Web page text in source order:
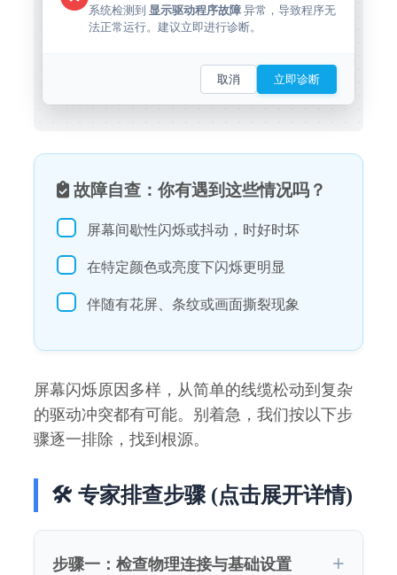
系统检测到 显示驱动程序故障 异常，导致程序无
法正常运行。建议立即进行诊断。
取消 立即诊断
故障自查：你有遇到这些情况吗？
屏幕间歇性闪烁或抖动，时好时坏
在特定颜色或亮度下闪烁更明显
伴随有花屏、条纹或画面撕裂现象
屏幕闪烁原因多样，从简单的线缆松动到复杂
的驱动冲突都有可能。别着急，我们按以下步
骤逐一排除，找到根源。
🛠️ 专家排查步骤 (点击展开详情)
步骤一：检查物理连接与基础设置